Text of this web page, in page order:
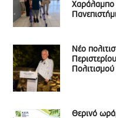
Χαράλαμπο
Νέο
Θερινό